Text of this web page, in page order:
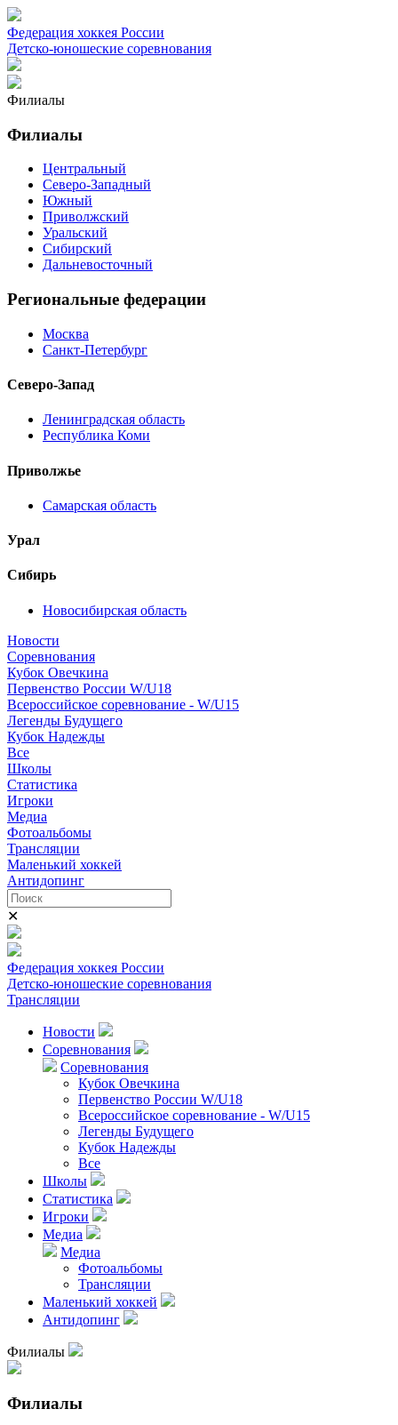
Федерация хоккея России
Детско-юношеские соревнования
Филиалы
Филиалы
Центральный
Северо-Западный
Южный
Приволжский
Уральский
Сибирский
Дальневосточный
Региональные федерации
Москва
Санкт-Петербург
Северо-Запад
Ленинградская область
Республика Коми
Приволжье
Самарская область
Урал
Сибирь
Новосибирская область
Новости
Соревнования
Кубок Овечкина
Первенство России W/U18
Всероссийское соревнование - W/U15
Легенды Будущего
Кубок Надежды
Все
Школы
Статистика
Игроки
Медиа
Фотоальбомы
Трансляции
Маленький хоккей
Антидопинг
✕
Федерация хоккея России
Детско-юношеские соревнования
Трансляции
Новости
Соревнования
Соревнования
Кубок Овечкина
Первенство России W/U18
Всероссийское соревнование - W/U15
Легенды Будущего
Кубок Надежды
Все
Школы
Статистика
Игроки
Медиа
Медиа
Фотоальбомы
Трансляции
Маленький хоккей
Антидопинг
Филиалы
Филиалы